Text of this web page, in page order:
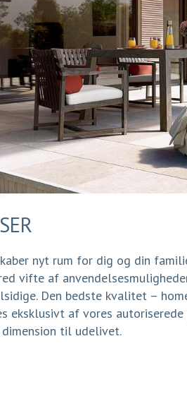
nyt rum for dig og din
vifte af
Den bedste kvalitet –
eksklusivt af vores
til udelivet.